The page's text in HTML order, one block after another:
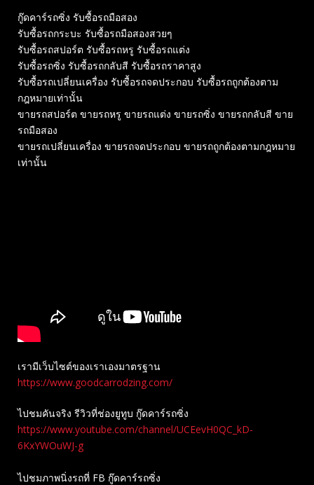
กู๊ดคาร์รถซิ่ง รับซื้อรถมือสอง
รับซื้อรถกระบะ รับซื้อรถมือสองสวยๆ
รับซื้อรถสปอร์ต รับซื้อรถหรู รับซื้อรถแต่ง
รับซื้อรถซิ่ง รับซื้อรถกลับสี รับซื้อรถราคาสูง
รับซื้อรถเปลี่ยนเครื่อง รับซื้อรถจดประกอบ รับซื้อรถถูกต้องตาม
กฎหมายเท่านั้น
ขายรถสปอร์ต ขายรถหรู ขายรถแต่ง ขายรถซิ่ง ขายรถกลับสี ขาย
รถมือสอง
ขายรถเปลี่ยนเครื่อง ขายรถจดประกอบ ขายรถถูกต้องตามกฎหมาย
เท่านั้น
เรามีเว็บไซต์ของเราเองมาตรฐาน
https://www.goodcarrodzing.com/
ไปชมคันจริง รีวิวที่ช่องยู​ทูบ​ กู๊ดคาร์รถซิ่ง
https://www.youtube.com/channel/UCEevH0QC_kD-
6KxYWOuWJ-g
ไปชมภาพนิ่งรถที่ FB กู๊ดคาร์รถซิ่ง